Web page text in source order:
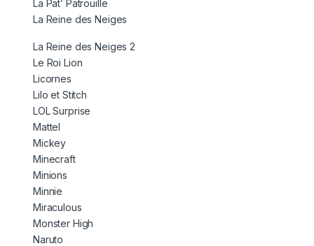
La Pat’ Patrouille
La Reine des Neiges
La Reine des Neiges 2
Le Roi Lion
Licornes
Lilo et Stitch
LOL Surprise
Mattel
Mickey
Minecraft
Minions
Minnie
Miraculous
Monster High
Naruto